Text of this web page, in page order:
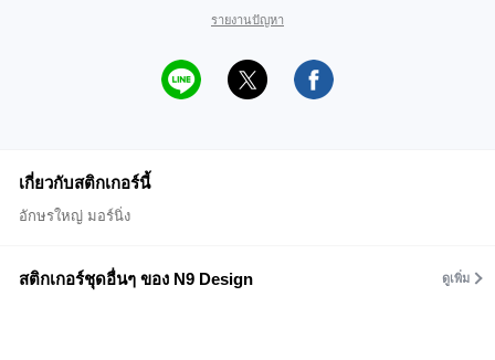
รายงานปัญหา
เกี่ยวกับสติกเกอร์นี้
อักษรใหญ่ มอร์นิ่ง
สติกเกอร์ชุดอื่นๆ ของ N9 Design ดูเพิ่ม